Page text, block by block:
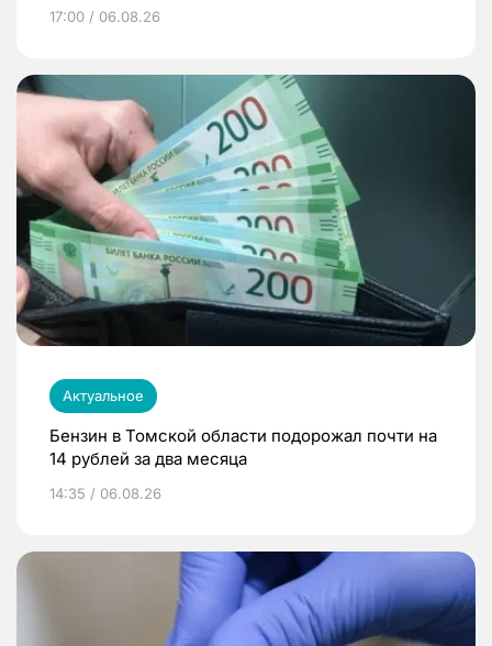
17:00 / 06.08.26
Актуальное
Бензин в Томской области подорожал почти на
14 рублей за два месяца
14:35 / 06.08.26